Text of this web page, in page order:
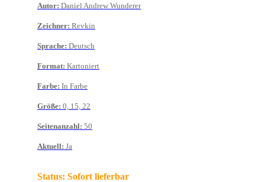
Autor: Daniel Andrew Wunderer
Zeichner: Revkin
Sprache: Deutsch
Format: Kartoniert
Farbe: In Farbe
Größe: 0, 15, 22
Seitenanzahl: 50
Aktuell: Ja
Status: Sofort lieferbar